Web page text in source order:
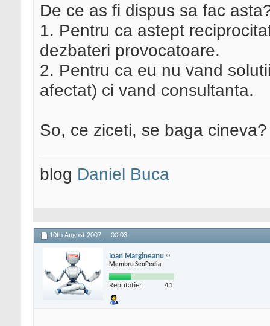
De ce as fi dispus sa fac
1. Pentru ca astept
dezbateri provocatoare.
2. Pentru ca eu nu vand
afectat) ci vand consultanta.
So, ce ziceti, se baga cineva?
blog Daniel Buca
10th August 2007, 00:03
Ioan Margineanu
Membru SeoPedia
Reputatie: 41